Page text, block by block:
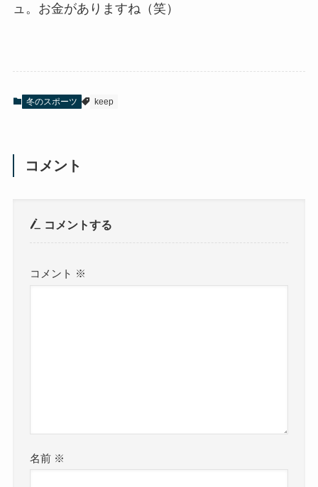
ュ。お金がありますね（笑）
冬のスポーツ keep
コメント
コメントする
コメント ※
名前 ※